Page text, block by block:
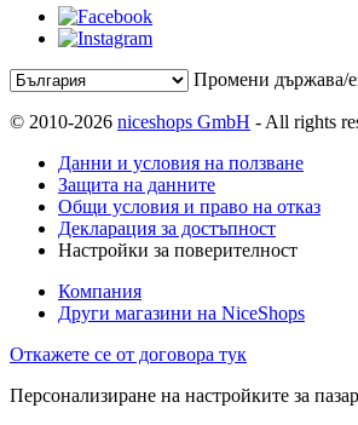
Промени държава/
© 2010-2026 niceshops GmbH - All rights
Данни и условия на ползване
Защита на данните
Общи условия и право на отказ
Декларация за достъпност
Настройки за поверителност
Компания
Други магазини на NiceShops
Откажете се от договора тук
Персонализиране на настройките за